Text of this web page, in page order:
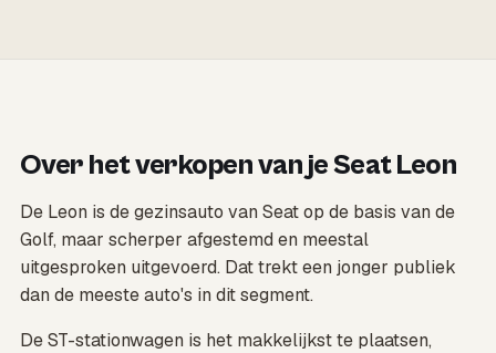
Over het verkopen van je Seat Leon
De Leon is de gezinsauto van Seat op de basis van de
Golf, maar scherper afgestemd en meestal
uitgesproken uitgevoerd. Dat trekt een jonger publiek
dan de meeste auto's in dit segment.
De ST-stationwagen is het makkelijkst te plaatsen,